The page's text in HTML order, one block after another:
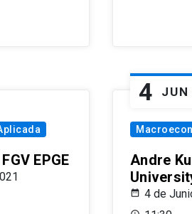
EPGE
4 JUN
Andre
4 de